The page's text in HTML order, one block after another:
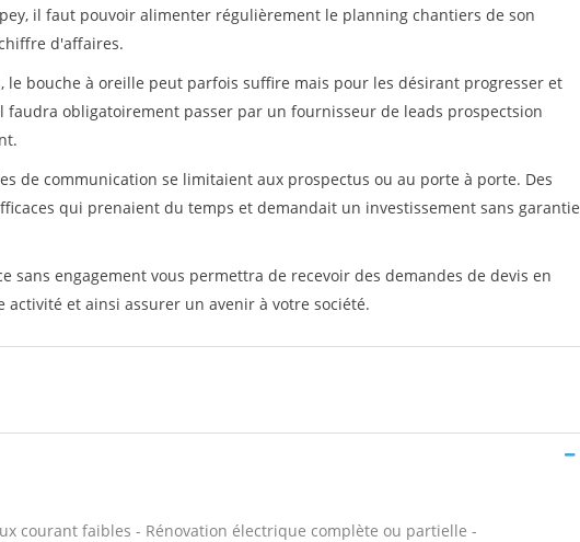
il faut pouvoir alimenter régulièrement le planning chantiers de son
d'affaires.
le bouche à oreille peut parfois suffire mais pour les désirant progresser et
faudra obligatoirement passer par un fournisseur de leads prospectsion
de communication se limitaient aux prospectus ou au porte à porte. Des
qui prenaient du temps et demandait un investissement sans garantie
sans engagement vous permettra de recevoir des demandes de devis en
activité et ainsi assurer un avenir à votre société.
courant faibles - Rénovation électrique complète ou partielle -